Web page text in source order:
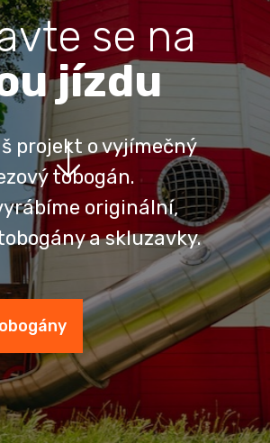
se na
jízdu
projekt o vyjímečný
tobogán.
originální,
a skluzavky.